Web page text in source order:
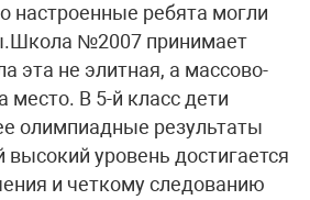
настроенные ребята могли
№2007 принимает
эта не элитная, а массово-
место. В 5-й класс дети
олимпиадные результаты
уровень достигается
и четкому следованию